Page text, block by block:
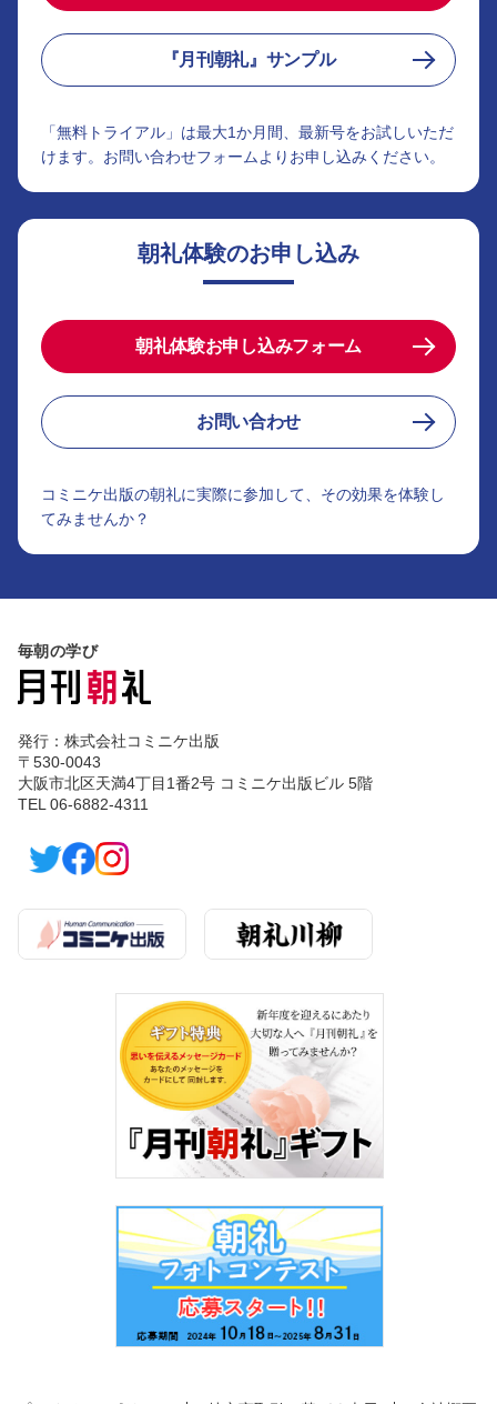
『月刊朝礼』サンプル
「無料トライアル」は最大1か月間、最新号をお試しいただ
けます。お問い合わせフォームよりお申し込みください。
朝礼体験のお申し込み
朝礼体験お申し込みフォーム
お問い合わせ
コミニケ出版の朝礼に実際に参加して、その効果を体験し
てみませんか？
毎朝の学び
発行：株式会社コミニケ出版
〒530-0043
大阪市北区天満4丁目1番2号 コミニケ出版ビル 5階
TEL 06-6882-4311